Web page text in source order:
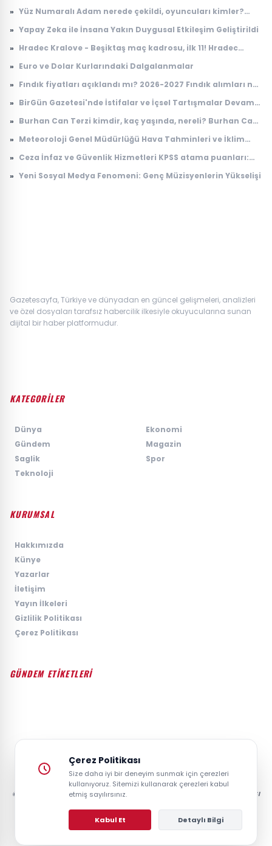
» Yüz Numaralı Adam nerede çekildi, oyuncuları kimler?
zaman çekildi?
» Yapay Zeka ile İnsana Yakın Duygusal Etkileşim Geliştirildi
» Hradec Kralove - Beşiktaş maç kadrosu, ilk 11! Hradec
» Euro ve Dolar Kurlarındaki Dalgalanmalar
» Fındık fiyatları açıklandı mı? 2026-2027 Fındık alımları ne
» BirGün Gazetesi'nde İstifalar ve İçsel Tartışmalar Devam
» Burhan Can Terzi kimdir, kaç yaşında, nereli? Burhan Can
» Meteoroloji Genel Müdürlüğü Hava Tahminleri ve İklim
» Ceza İnfaz ve Güvenlik Hizmetleri KPSS atama puanları:
» Yeni Sosyal Medya Fenomeni: Genç Müzisyenlerin Yükselişi
Gazetesayfa, Türkiye ve dünyadan en güncel gelişmeleri, analizleri
ve özel dosyaları tarafsız habercilik ilkesiyle okuyucularına sunan
dijital bir haber platformudur.
KATEGORİLER
Dünya
Ekonomi
Gündem
Magazin
Saglik
Spor
Teknoloji
KURUMSAL
Hakkımızda
Künye
Yazarlar
İletişim
Yayın İlkeleri
Gizlilik Politikası
Çerez Politikası
GÜNDEM ETİKETLERİ
© 2026 GAZETESAYFA | TÜRKIYE VE DÜNYANIN GÜNCEL HABER POSTASI
Çerez Politikası
Size daha iyi bir deneyim sunmak için çerezleri
kullanıyoruz. Sitemizi kullanarak çerezleri kabul
etmiş sayılırsınız.
Kabul Et Detaylı Bilgi